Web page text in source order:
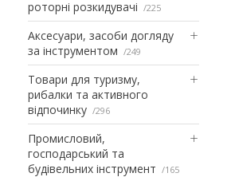
роторні розкидувачі
225
Аксесуари, засоби догляду
за інструментом
249
Товари для туризму,
рибалки та активного
відпочинку
296
Промисловий,
господарський та
будівельних інструмент
165